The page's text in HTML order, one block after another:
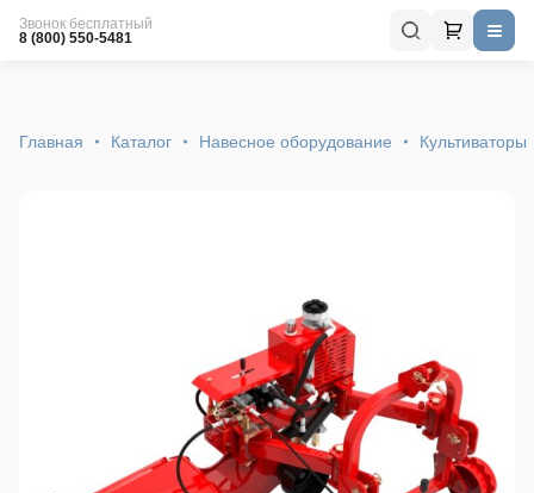
Звонок бесплатный
8 (800) 550-5481
Главная Каталог Навесное оборудование Культиваторы